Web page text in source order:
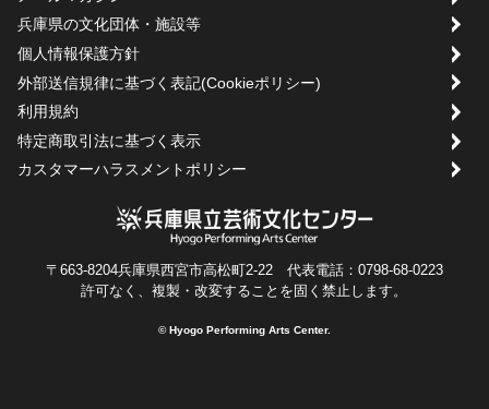
兵庫県の文化団体・施設等
個人情報保護方針
外部送信規律に基づく表記(Cookieポリシー)
利用規約
特定商取引法に基づく表示
カスタマーハラスメントポリシー
〒663-8204兵庫県西宮市高松町2-22 代表電話：0798-68-0223
許可なく、複製・改変することを固く禁止します。
© Hyogo Performing Arts Center.